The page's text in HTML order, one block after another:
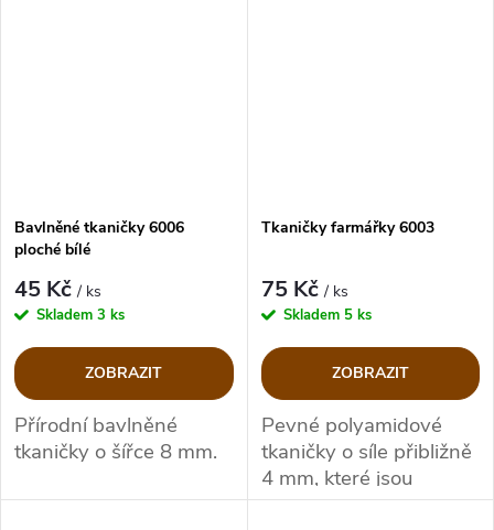
Bavlněné tkaničky 6006
ploché bílé
45 Kč/ ks
Skladem 3 ks
ZOBRAZIT
Přírodní bavlněné
tkaničky o šířce 8 mm.
Tkaničky farmářky 6003
75 Kč/ ks
Skladem 5 ks
ZOBRAZIT
Pevné polyamidové
tkaničky o síle přibližně
4 mm, které jsou
uprostřed zpevněné